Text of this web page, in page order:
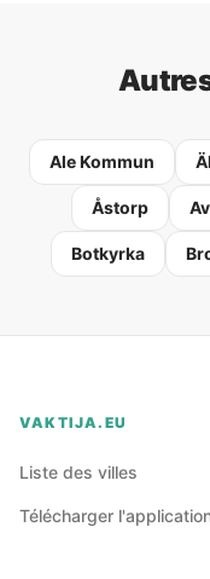
Ale Kommun
Åstorp
Botkyrka
VAKTIJA.EU
Liste des villes
Télécharger